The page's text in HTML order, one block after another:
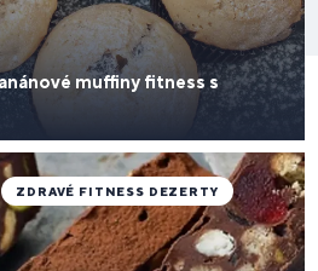
muffiny fitness s
ZDRAVÉ FITNESS DEZERTY